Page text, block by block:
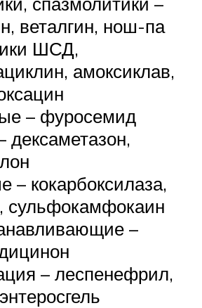
веталгин, нош-па
ШСД,
амоксиклав,
– фуросемид
дексаметазон,
– кокарбоксилаза,
сульфокамфокаин
–
– леспенефрил,